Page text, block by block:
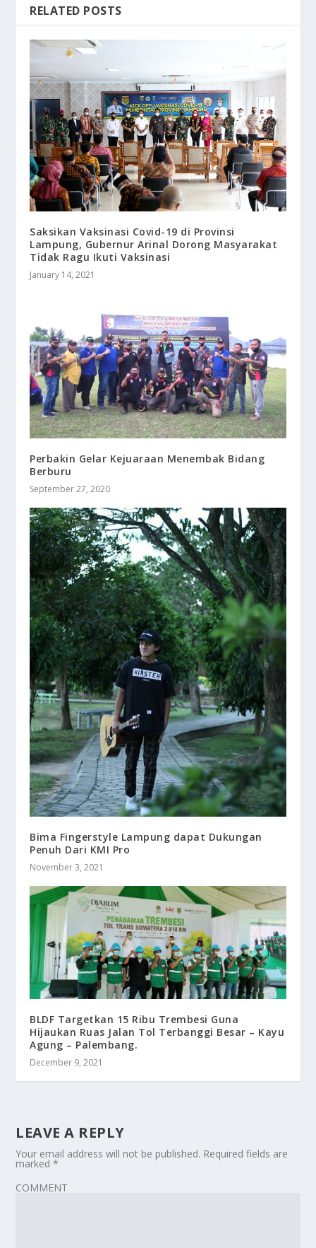
RELATED POSTS
Saksikan Vaksinasi Covid-19 di Provinsi
Lampung, Gubernur Arinal Dorong Masyarakat
Tidak Ragu Ikuti Vaksinasi
January 14, 2021
Perbakin Gelar Kejuaraan Menembak Bidang
Berburu
September 27, 2020
Bima Fingerstyle Lampung dapat Dukungan
Penuh Dari KMI Pro
November 3, 2021
BLDF Targetkan 15 Ribu Trembesi Guna
Hijaukan Ruas Jalan Tol Terbanggi Besar – Kayu
Agung – Palembang.
December 9, 2021
LEAVE A REPLY
Your email address will not be published. Required fields are
marked*
COMMENT